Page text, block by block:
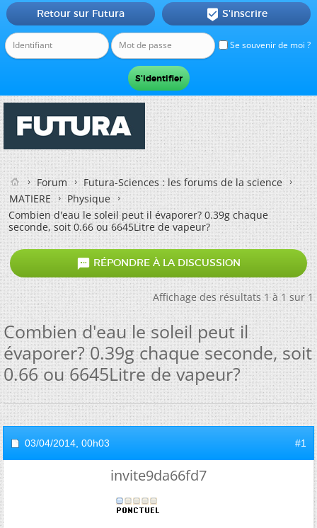
Se souvenir de moi ?
Retour sur Futura  S'inscrire
Forum
Futura-Sciences : les forums de la science
MATIERE
Physique
Combien d'eau le soleil peut il évaporer? 0.39g chaque
seconde, soit 0.66 ou 6645Litre de vapeur?
 RÉPONDRE À LA DISCUSSION
Affichage des résultats 1 à 1 sur 1
Combien d'eau le soleil peut il
évaporer? 0.39g chaque seconde, soit
0.66 ou 6645Litre de vapeur?
03/04/2014, 00h03 #1
invite9da66fd7